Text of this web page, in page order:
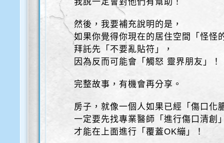
然後，我要補充說明的是，
如果你覺得你現在的居住空間「怪怪
拜託先「不要亂貼符」，
因為反而可能會「觸怒 靈界朋友」！
完整故事，有機會再分享。
房子，就像一個人如果已經「傷口化
一定要先找專業醫師「進行傷口清創
才能在上面進行「覆蓋OK繃」！